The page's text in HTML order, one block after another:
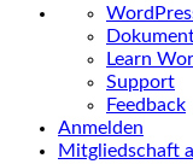
Über
WordPress
Learn
Support
Feedback
Anmelden
Mitgliedschaft